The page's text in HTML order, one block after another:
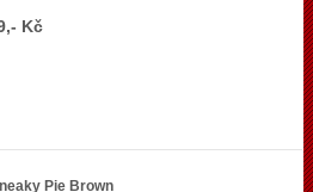
Kč
Pie Brown